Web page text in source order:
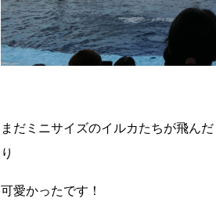
まだミニサイズのイルカたちが飛ん
り
可愛かったです！